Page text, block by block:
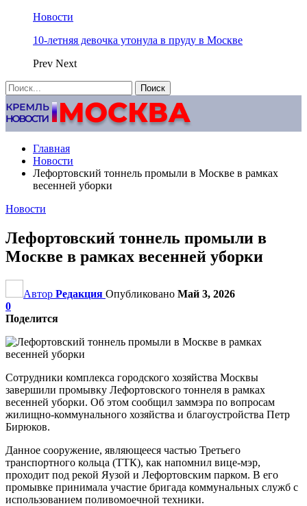
Новости
10-летняя девочка утонула в пруду в Москве
Prev Next
Главная
Новости
Лефортовский тоннель промыли в Москве в рамках
весенней уборки
Новости
Лефортовский тоннель промыли в
Москве в рамках весенней уборки
Автор Редакция Опубликовано Май 3, 2026
0
Поделится
Сотрудники комплекса городского хозяйства Москвы
завершили промывку Лефортовского тоннеля в рамках
весенней уборки. Об этом сообщил заммэра по вопросам
жилищно-коммунального хозяйства и благоустройства Петр
Бирюков.
Данное сооружение, являющееся частью Третьего
транспортного кольца (ТТК), как напомнил вице-мэр,
проходит под рекой Яузой и Лефортовским парком. В его
промывке принимала участие бригада коммунальных служб с
использованием поливомоечной техники.